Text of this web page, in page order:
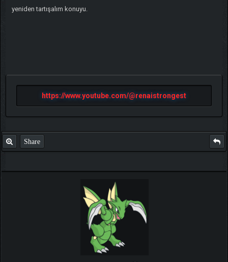
yeniden tartışalım konuyu.
https://www.youtube.com/@renaistrongest
Share